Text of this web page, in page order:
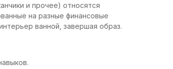
и прочее) относятся
на разные финансовые
ванной, завершая образ.